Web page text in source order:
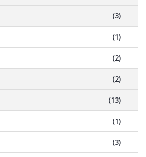
(3)
(1)
(2)
(2)
(13)
(1)
(3)